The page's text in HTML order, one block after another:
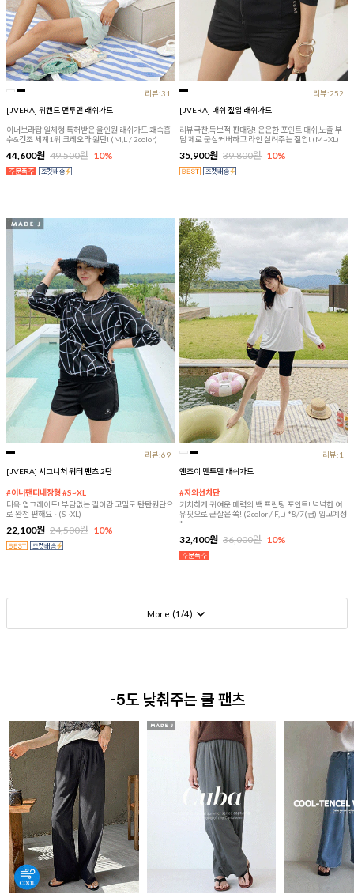
리뷰:31
[JVERA] 위켄드 맨투맨 래쉬가드
이너브라탑 일체형 특허받은 올인원 래쉬가드 쾌속흡
수&건조 세계1위 크레오라 원단! (M,L / 2color)
44,600원 49,500원 10%
리뷰:252
[JVERA] 매쉬 짚업 래쉬가드
리뷰극찬,독보적 판매량! 은은한 포인트 매쉬,노출 부
담 제로 군살커버하고 라인 살려주는 짚업! (M~XL)
35,900원 39,800원 10%
리뷰:69
[JVERA] 시그니처 워터 팬츠 2탄
#이너팬티내장형 #S~XL
더욱 업그레이드! 부담없는 길이감 고밀도 탄탄원단으
로 완전 편해요~ (S~XL)
22,100원 24,500원 10%
리뷰:1
엔조이 맨투맨 래쉬가드
#자외선차단
키치하게 귀여운 매력의 백 프린팅 포인트! 넉넉한 여
유핏으로 군살은 쏙! (2color / F,L) *8/7(금) 입고예정
*
32,400원 36,000원 10%
More (1 /4)
-5도 낮춰주는 쿨 팬츠